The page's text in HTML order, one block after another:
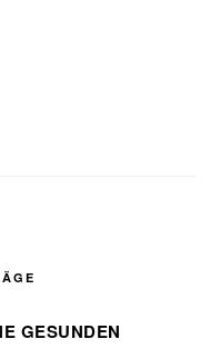
GESUNDEN